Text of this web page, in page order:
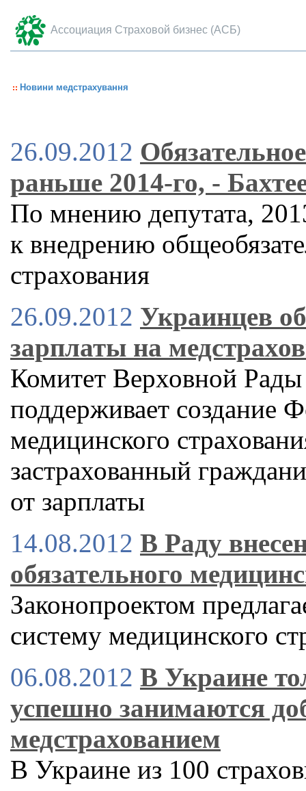
Ассоциация Страховой бизнес (АСБ)
Новини медстрахування
26.09.2012
раньше 2014-го, -
По мнению депутата,
к внедрению
страхования
26.09.2012 Украинцев
зарплаты на
Комитет Верховной
поддерживает создание
медицинского
застрахованный
от зарплаты
14.08.2012 В Раду
обязательного
Законопроектом
систему медицинского
06.08.2012 В Украине
успешно занимаются
медстрахованием
В Украине из 100